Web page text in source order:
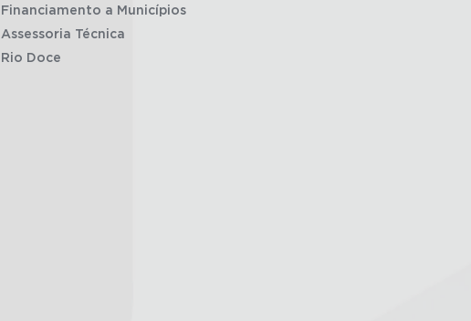
Financiamento a Municípios
Assessoria Técnica
Rio Doce